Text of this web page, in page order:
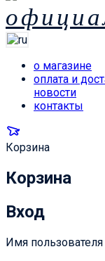
о магазине
оплата и
новости
контакты
Корзина
Корзина
Вход
Имя пользователя